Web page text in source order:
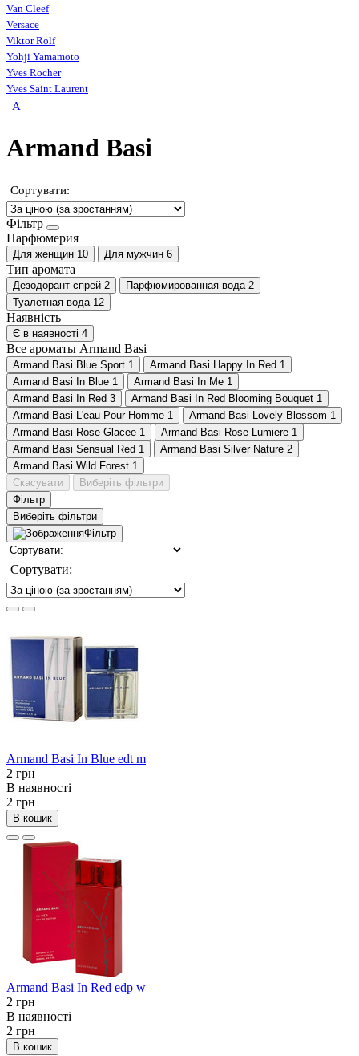
Van Cleef
Versace
Viktor Rolf
Yohji Yamamoto
Yves Rocher
Yves Saint Laurent
A
Armand Basi
Сортувати:
Фільтр
Парфюмерия
Для женщин 10 Для мужчин 6
Тип аромата
Дезодорант спрей 2 Парфюмированная вода 2
Туалетная вода 12
Наявність
Є в наявності 4
Все ароматы Armand Basi
Armand Basi Blue Sport 1 Armand Basi Happy In Red 1
Armand Basi In Blue 1 Armand Basi In Me 1
Armand Basi In Red 3 Armand Basi In Red Blooming Bouquet 1
Armand Basi L'eau Pour Homme 1 Armand Basi Lovely Blossom 1
Armand Basi Rose Glacee 1 Armand Basi Rose Lumiere 1
Armand Basi Sensual Red 1 Armand Basi Silver Nature 2
Armand Basi Wild Forest 1
Скасувати
Виберіть фільтри
Фільтр
Виберіть фільтри
Фільтр
Сортувати:
Armand Basi In Blue edt m
2 грн
В наявності
2 грн
В кошик
Armand Basi In Red edp w
2 грн
В наявності
2 грн
В кошик